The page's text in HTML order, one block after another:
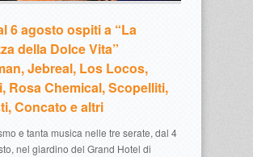
6 agosto ospiti a “La
della Dolce Vita”
Jebreal, Los Locos,
Rosa Chemical, Scopelliti,
Concato e altri
e tanta musica nelle tre serate, dal 4
nel giardino del Grand Hotel di